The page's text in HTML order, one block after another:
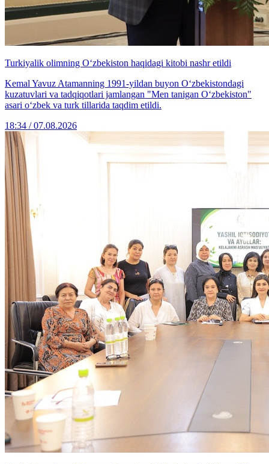
Turkiyalik olimning O‘zbekiston haqidagi kitobi nashr etildi
Kemal Yavuz Atamanning 1991-yildan buyon O‘zbekistondagi
kuzatuvlari va tadqiqotlari jamlangan "Men tanigan O‘zbekiston"
asari o‘zbek va turk tillarida taqdim etildi.
18:34 / 07.08.2026